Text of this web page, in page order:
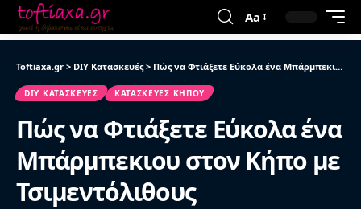
Aa
Toftiaxa.gr > DIY Κατασκευές> Πώς να Φτιάξετε Εύκολα ένα Μπάρμπεκιου στον Κήπο με Τσιμεντόλιθους
DIY ΚΑΤΑΣΚΕΥΈΣ ΚΑΤΑΣΚΕΥΈΣ ΚΉΠΟΥ
Πώς να Φτιάξετε Εύκολα ένα
Μπάρμπεκιου στον Κήπο με
Τσιμεντόλιθους